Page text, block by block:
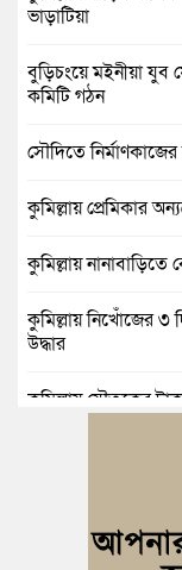
ভাড়াটিয়া
বুড়িচংয়ে মইনীয়া
কমিটি গঠন
সৌদিতে
কুমিল্লায় প্রেমিকার
কুমিল্লায়
কুমিল্লায় নিখোঁজের ৩
উদ্ধার
কুমিল্লায় যৌতুকের
বুড়িচংয়ে জাতীয়